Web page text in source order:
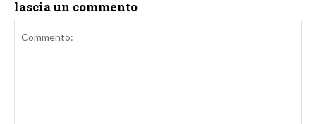
lascia un commento